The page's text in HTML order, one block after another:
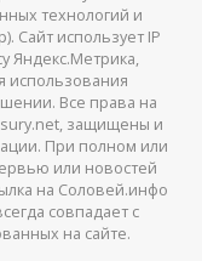
технологий и
Сайт использует IP
Яндекс.Метрика,
использования
Все права на
защищены и
При полном или
или новостей
на Соловей.инфо
совпадает с
на сайте.